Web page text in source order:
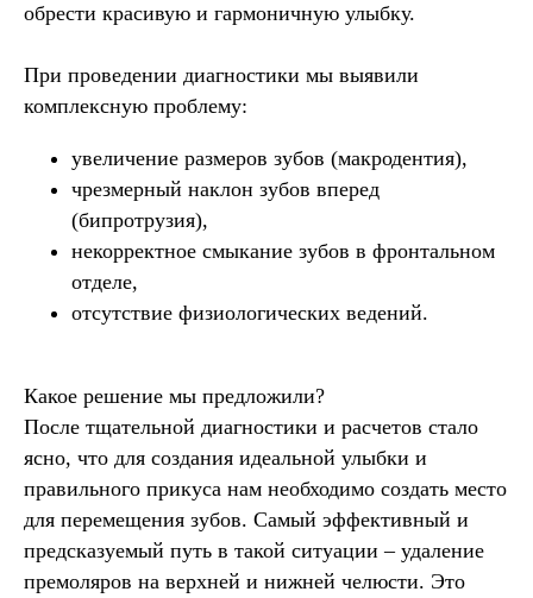
обрести красивую и гармоничную улыбку.
При проведении диагностики мы выявили
комплексную проблему:
увеличение размеров зубов (макродентия),
чрезмерный наклон зубов вперед
(бипротрузия),
некорректное смыкание зубов в фронтальном
отделе,
отсутствие физиологических ведений.
Какое решение мы предложили?
После тщательной диагностики и расчетов стало
ясно, что для создания идеальной улыбки и
правильного прикуса нам необходимо создать место
для перемещения зубов. Самый эффективный и
предсказуемый путь в такой ситуации – удаление
премоляров на верхней и нижней челюсти. Это